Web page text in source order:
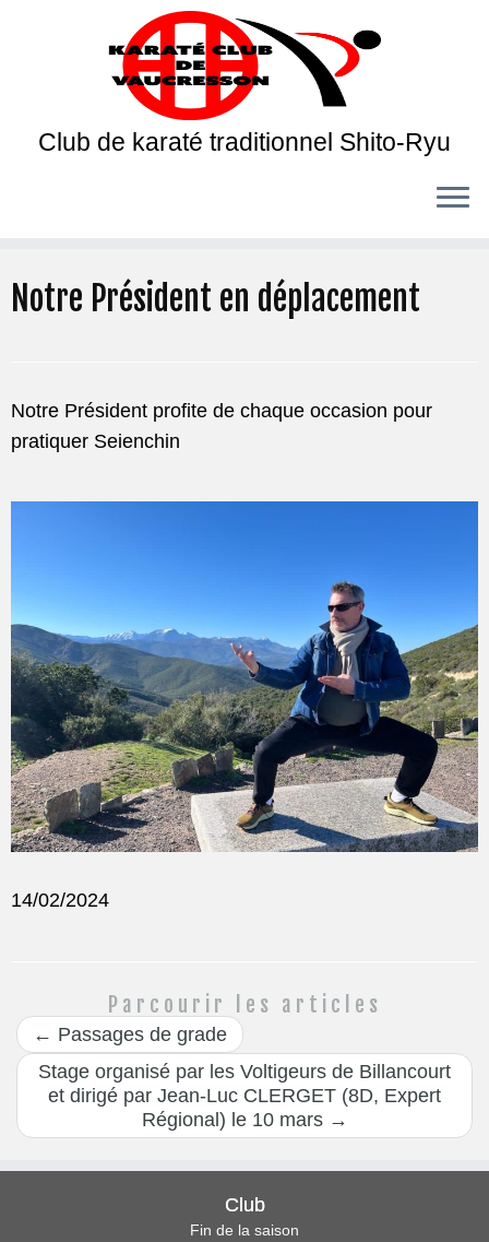
Club de karaté traditionnel Shito-Ryu
Notre Président en déplacement
Notre Président profite de chaque occasion pour
pratiquer Seienchin
14/02/2024
Parcourir les articles
← Passages de grade
Stage organisé par les Voltigeurs de Billancourt
et dirigé par Jean-Luc CLERGET (8D, Expert
Régional) le 10 mars →
Club
Fin de la saison